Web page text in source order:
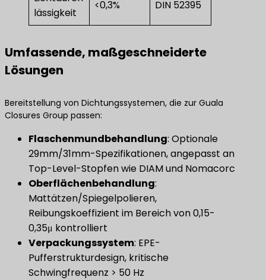
lässigkeit
<0,3% DIN 52395
Umfassende, maßgeschneiderte
Lösungen
Bereitstellung von Dichtungssystemen, die zur Guala
Closures Group passen:
Flaschenmundbehandlung: Optionale
29mm/31mm-Spezifikationen, angepasst an
Top-Level-Stopfen wie DIAM und Nomacorc
Oberflächenbehandlung:
Mattätzen/Spiegelpolieren,
Reibungskoeffizient im Bereich von 0,15-
0,35μ kontrolliert
Verpackungssystem: EPE-
Pufferstrukturdesign, kritische
Schwingfrequenz > 50 Hz